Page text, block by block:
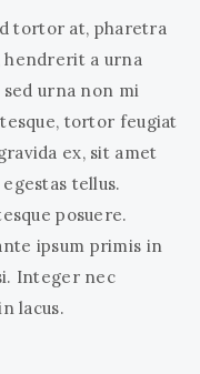
tortor at, pharetra
hendrerit a urna
urna non mi
tortor feugiat
ex, sit amet
tellus.
posuere.
ipsum primis in
Integer nec
lacus.